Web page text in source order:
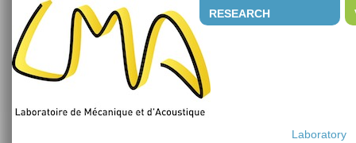
RESEARCH
Laboratory